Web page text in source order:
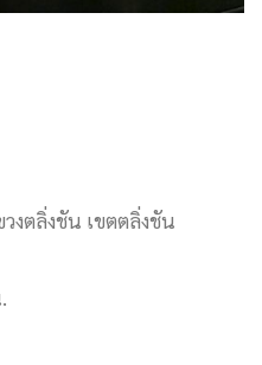
งตลิ่งชัน เขตตลิ่งชัน